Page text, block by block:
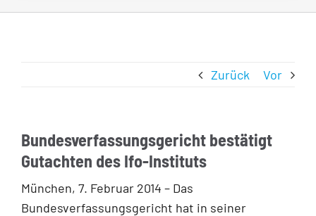
Zurück Vor
Bundesverfassungsgericht bestätigt
Gutachten des Ifo-Instituts
München, 7. Februar 2014 – Das
Bundesverfassungsgericht hat in seiner